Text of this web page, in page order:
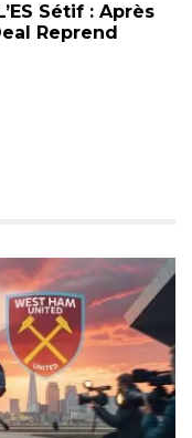
Sétif : Après
Reprend